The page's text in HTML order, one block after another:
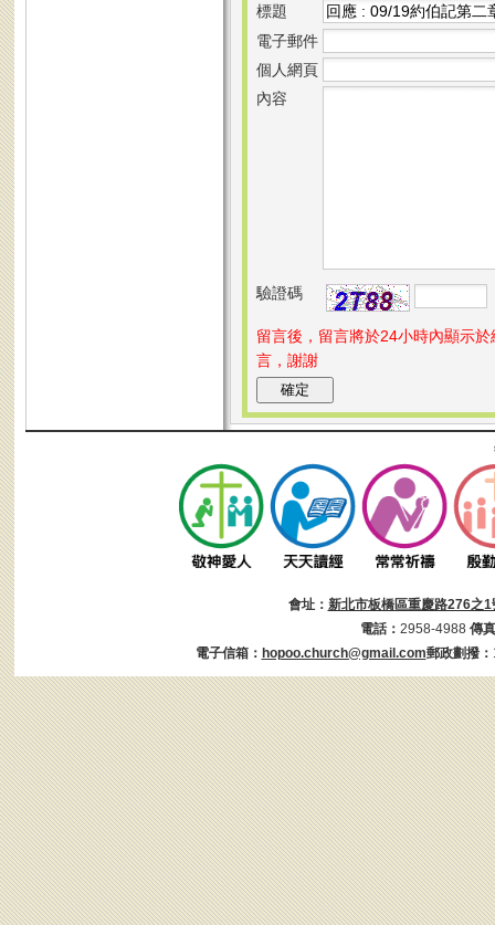
標題
電子郵件
個人網頁
內容
驗證碼
留言後，留言將於24小時內顯示
言，謝謝
會址： 新北市板橋區重慶路276之1
電話： 2958-4988 傳
電子信箱： hopoo.church@gmail.com郵政劃撥：